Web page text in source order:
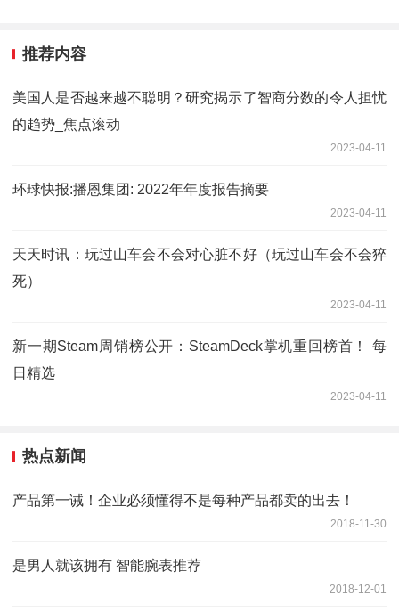
推荐内容
美国人是否越来越不聪明？研究揭示了智商分数的令人担忧
的趋势_焦点滚动
2023-04-11
环球快报:播恩集团: 2022年年度报告摘要
2023-04-11
天天时讯：玩过山车会不会对心脏不好（玩过山车会不会猝
死）
2023-04-11
新一期Steam周销榜公开：SteamDeck掌机重回榜首！ 每
日精选
2023-04-11
热点新闻
产品第一诫！企业必须懂得不是每种产品都卖的出去！
2018-11-30
是男人就该拥有 智能腕表推荐
2018-12-01